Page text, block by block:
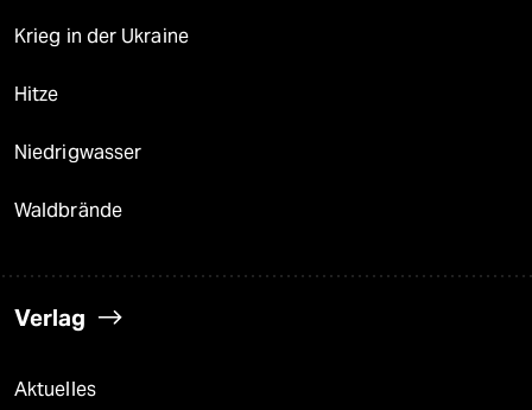
Krieg in der Ukraine
Hitze
Niedrigwasser
Waldbrände
Verlag
Aktuelles